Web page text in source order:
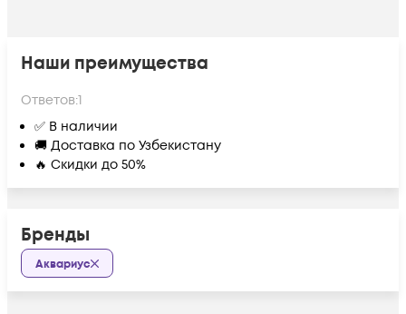
Наши преимущества
Ответов:1
✅ В наличии
🚚 Доставка по Узбекистану
🔥 Скидки до 50%
Бренды
Аквариус